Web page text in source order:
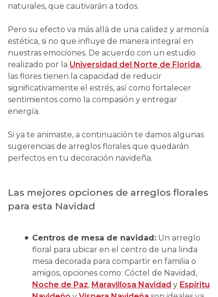
naturales, que cautivarán a todos.
Pero su efecto va más allá de una calidez y armonía
estética, si no que influye de manera integral en
nuestras emociones. De acuerdo con un estudio
realizado por la Universidad del Norte de Florida,
las flores tienen la capacidad de reducir
significativamente el estrés, así como fortalecer
sentimientos como la compasión y entregar
energía.
Si ya te animaste, a continuación te damos algunas
sugerencias de arreglos florales que quedarán
perfectos en tu decoración navideña.
Las mejores opciones de arreglos florales
para esta Navidad
Centros de mesa de navidad: Un arreglo
floral para ubicar en el centro de una linda
mesa decorada para compartir en familia o
amigos, opciones como: Cóctel de Navidad,
Noche de Paz, Maravillosa Navidad y Espíritu